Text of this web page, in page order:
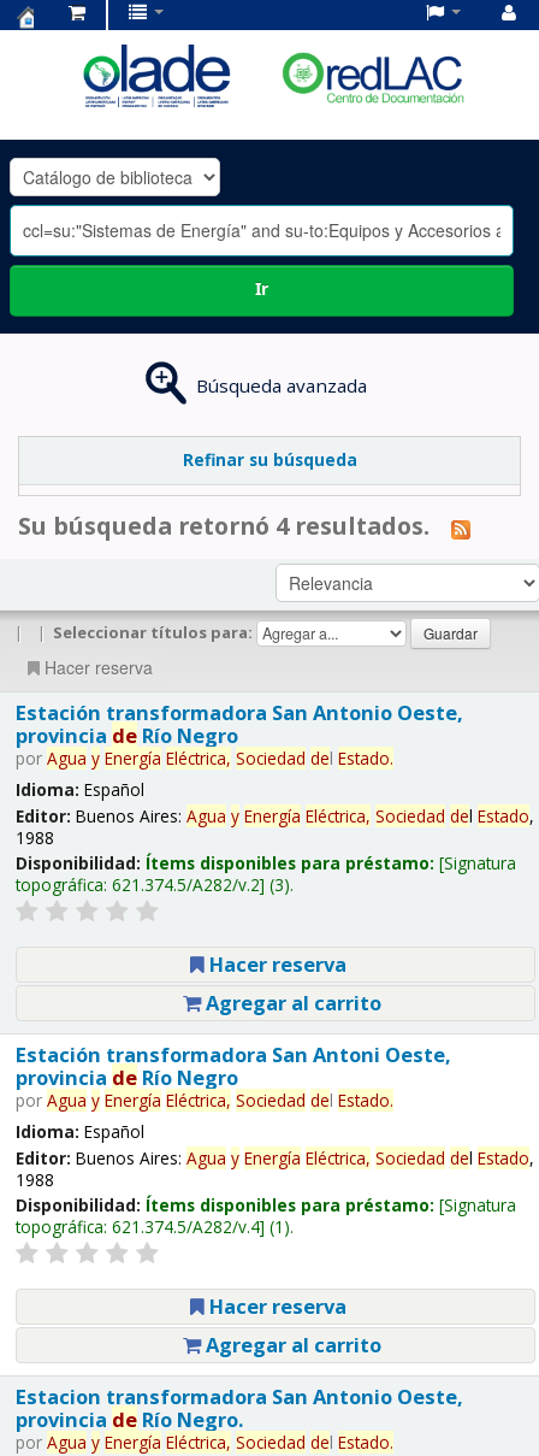
OLADE
-
Ir
Búsqueda avanzada
Refinar su búsqueda
Su búsqueda retornó 4 resultados.
| | Seleccionar títulos para:
Hacer reserva
Estación transformadora San Antonio Oeste,
provincia deRío Negro
por Agua y Energía Eléctrica, Sociedad del Estado.
Idioma: Español
Editor: Buenos Aires: Agua y Energía Eléctrica, Sociedad del Estado,
1988
Disponibilidad: Ítems disponibles para préstamo: Signatura
topográfica: 621.374.5/A282/v.2 (3).
Hacer reserva
Agregar al carrito
Estación transformadora San Antoni Oeste,
provincia deRío Negro
por Agua y Energía Eléctrica, Sociedad del Estado.
Idioma: Español
Editor: Buenos Aires: Agua y Energía Eléctrica, Sociedad del Estado,
1988
Disponibilidad: Ítems disponibles para préstamo: Signatura
topográfica: 621.374.5/A282/v.4 (1).
Hacer reserva
Agregar al carrito
Estacion transformadora San Antonio Oeste,
provincia deRío Negro.
por Agua y Energía Eléctrica, Sociedad del Estado.